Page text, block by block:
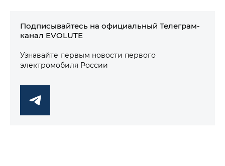
Подписывайтесь на официальный Телеграм-
канал EVOLUTE
Узнавайте первым новости первого
электромобиля России